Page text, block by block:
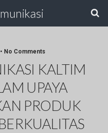
No Comments
KALTIM
UPAYA
PRODUK